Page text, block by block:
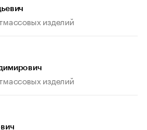
изделий
изделий